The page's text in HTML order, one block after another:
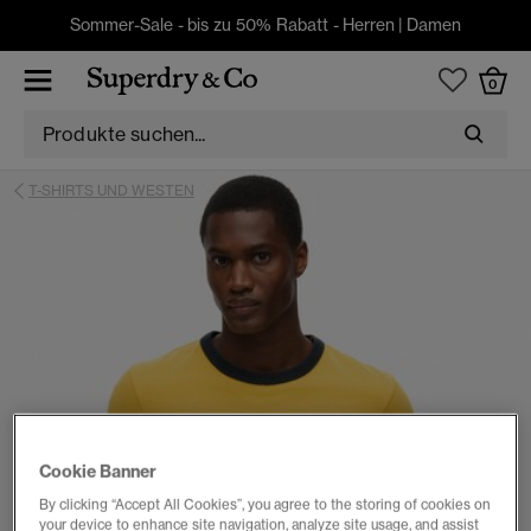
Sommer-Sale - bis zu 50% Rabatt - Herren | Damen
0
T-SHIRTS UND WESTEN
Cookie Banner
By clicking “Accept All Cookies”, you agree to the storing of cookies on
your device to enhance site navigation, analyze site usage, and assist